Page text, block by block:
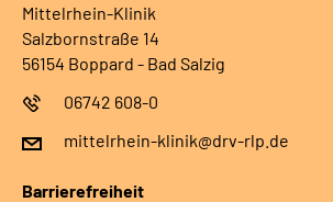
Mittelrhein-Klinik
Salzbornstraße 14
56154 Boppard - Bad Salzig
06742 608-0
mittelrhein-klinik@drv-rlp.de
Barrierefreiheit